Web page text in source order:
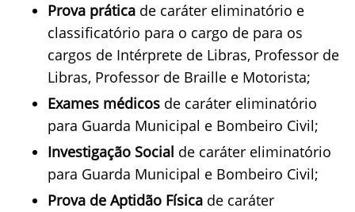
Prova prática de caráter eliminatório e
classificatório para o cargo de para os
cargos de Intérprete de Libras, Professor de
Libras, Professor de Braille e Motorista;
Exames médicos de caráter eliminatório
para Guarda Municipal e Bombeiro Civil;
Investigação Social de caráter eliminatório
para Guarda Municipal e Bombeiro Civil;
Prova de Aptidão Física de caráter